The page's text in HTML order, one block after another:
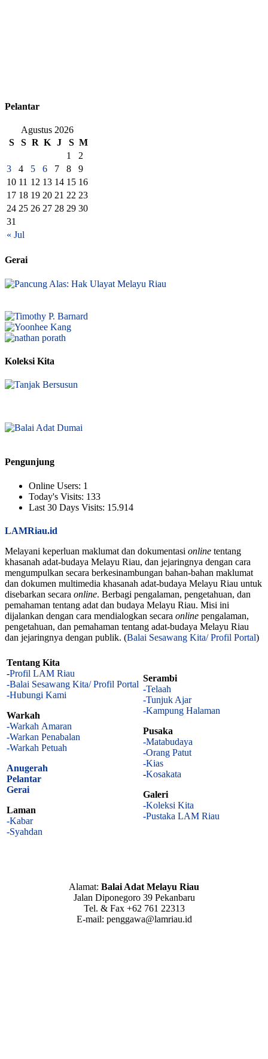
Pelantar
Agustus 2026
S
S R K J S M
« Jul
1
2
3
4 5 6 7 8
9
10 11 12 13 14 15 16
17 18 19 20 21 22 23
24 25 26 27 28 29 30
31
Gerai
Koleksi Kita
Pengunjung
Online Users: 1
Today's Visits: 133
Last 30 Days Visits: 15.914
LAMRiau.id
Melayani keperluan maklumat dan dokumentasi online tentang
khasanah adat-budaya Melayu Riau, dan jejaringnya dengan cara
mengumpulkan secara berkesinambungan bahan-bahan maklumat
dan dokumen multimedia khasanah adat-budaya Melayu Riau untuk
disebarkan secara online. Berbagi pengalaman, pengetahuan, dan
pemahaman tentang adat dan budaya Melayu Riau. Misi ini
dijalankan dengan cara mendialogkan secara online pengalaman,
pengetahuan, dan pemahaman tentang adat-budaya Melayu Riau
dan jejaringnya dengan publik. (Balai Sesawang Kita/ Profil Portal)
Tentang Kita
-Profil LAM Riau
-Balai Sesawang Kita/ Profil Portal
-Hubungi Kami
Warkah
-Warkah Amaran
-Warkan Penabalan
-Warkah Petuah
Anugerah
Pelantar
Gerai
Laman
-Kabar
-Syahdan
Serambi
-Telaah
-Tunjuk Ajar
-Kampung Halaman
Pusaka
-Matabudaya
-Orang Patut
-Kias
-Kosakata
Galeri
-Koleksi Kita
-Pustaka LAM Riau
Alamat: Balai Adat Melayu Riau
Jalan Diponegoro 39 Pekanbaru
Tel. & Fax +62 761 22313
E-mail: penggawa@lamriau.id